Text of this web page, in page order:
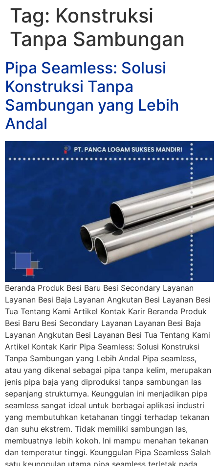
Tag: Konstruksi
Tanpa Sambungan
Pipa Seamless: Solusi
Konstruksi Tanpa
Sambungan yang Lebih
Andal
Beranda Produk Besi Baru Besi Secondary Layanan
Layanan Besi Baja Layanan Angkutan Besi Layanan Besi
Tua Tentang Kami Artikel Kontak Karir Beranda Produk
Besi Baru Besi Secondary Layanan Layanan Besi Baja
Layanan Angkutan Besi Layanan Besi Tua Tentang Kami
Artikel Kontak Karir Pipa Seamless: Solusi Konstruksi
Tanpa Sambungan yang Lebih Andal Pipa seamless,
atau yang dikenal sebagai pipa tanpa kelim, merupakan
jenis pipa baja yang diproduksi tanpa sambungan las
sepanjang strukturnya. Keunggulan ini menjadikan pipa
seamless sangat ideal untuk berbagai aplikasi industri
yang membutuhkan ketahanan tinggi terhadap tekanan
dan suhu ekstrem. Tidak memiliki sambungan las,
membuatnya lebih kokoh. Ini mampu menahan tekanan
dan temperatur tinggi. Keunggulan Pipa Seamless Salah
satu keunggulan utama pipa seamless terletak pada